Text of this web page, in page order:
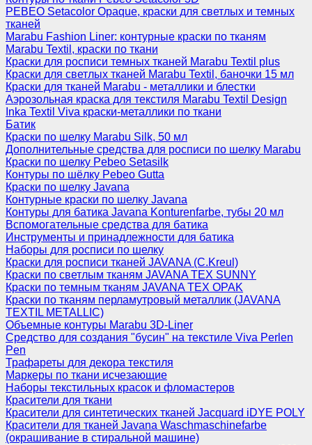
PEBEO Setacolor Opaque, краски для светлых и темных
тканей
Marabu Fashion Liner: контурные краски по тканям
Marabu Textil, краски по ткани
Краски для росписи темных тканей Marabu Textil plus
Краски для светлых тканей Marabu Textil, баночки 15 мл
Краски для тканей Marabu - металлики и блестки
Аэрозольная краска для текстиля Marabu Textil Design
Inka Textil Viva краски-металлики по ткани
Батик
Краски по шелку Marabu Silk, 50 мл
Дополнительные средства для росписи по шелку Marabu
Краски по шелку Pebeo Setasilk
Контуры по шёлку Pebeo Gutta
Краски по шелку Javana
Контурные краски по шелку Javana
Контуры для батика Javana Konturenfarbe, тубы 20 мл
Вспомогательные средства для батика
Инструменты и принадлежности для батика
Наборы для росписи по шелку
Краски для росписи тканей JAVANA (C.Kreul)
Краски по светлым тканям JAVANA TEX SUNNY
Краски по темным тканям JAVANA TEX OPAK
Краски по тканям перламутровый металлик (JAVANA
TEXTIL METALLIC)
Объемные контуры Marabu 3D-Liner
Средство для создания "бусин" на текстиле Viva Perlen
Pen
Трафареты для декора текстиля
Маркеры по ткани исчезающие
Наборы текстильных красок и фломастеров
Красители для ткани
Красители для синтетических тканей Jacquard iDYE POLY
Красители для тканей Javana Waschmaschinefarbe
(окрашивание в стиральной машине)